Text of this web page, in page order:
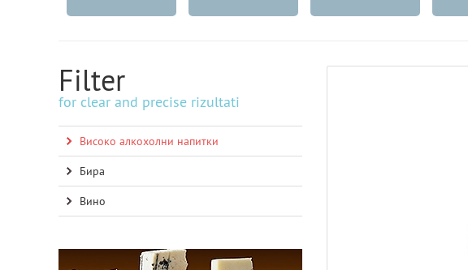
Filter
for clear and precise rizultati
Високо алкохолни напитки
Бира
Вино